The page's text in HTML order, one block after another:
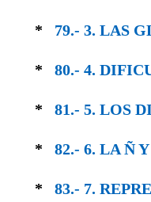
* 79.- 3. LAS
* 80.- 4.
* 81.- 5. LOS
* 82.- 6. LA Ñ
* 83.- 7.